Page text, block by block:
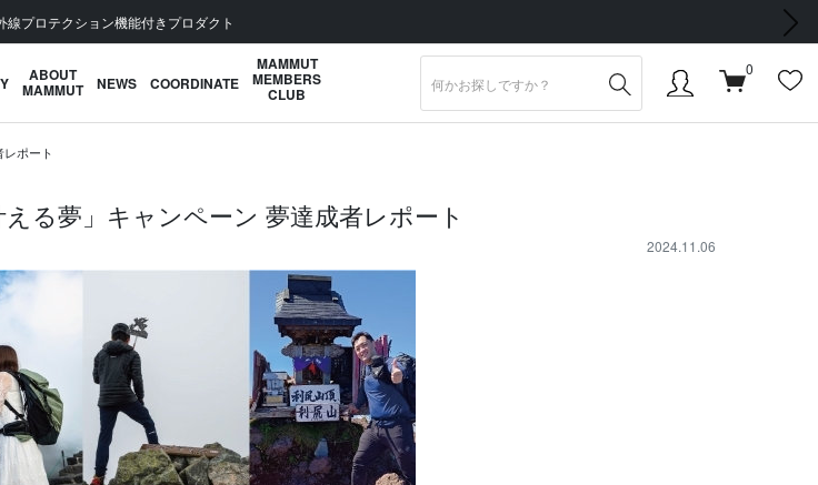
【5,500円 (税込) 以上 送料無料】 次の画像
ABOUT
MAMMUT NEWS COORDINATE
MAMMUT
MEMBERS
CLUB
0
ポート
る夢」キャンペーン 夢達成者レポート
2024.11.06